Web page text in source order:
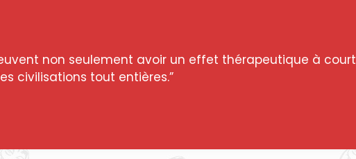
non seulement avoir un effet thérapeutique à court
civilisations tout entières.”